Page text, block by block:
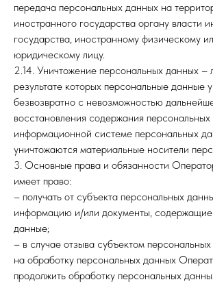
передача персональных данных на
иностранного государства органу власти
государства, иностранному физическому
юридическому лицу.
2.14. Уничтожение персональных данных –
результате которых персональные данные
безвозвратно с невозможностью
восстановления содержания
информационной системе персональных
уничтожаются материальные носители
3. Основные права и обязанности
имеет право:
– получать от субъекта персональных
информацию и/или документы,
данные;
– в случае отзыва субъектом
на обработку персональных данных
продолжить обработку персональных